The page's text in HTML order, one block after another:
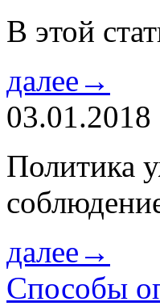
В этой
далее→
03.01.2018
Политика
далее→
Способы